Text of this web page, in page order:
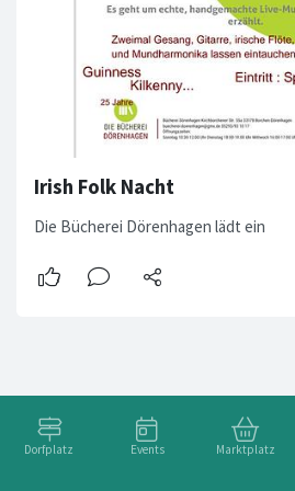
Dorfplatz Events Marktplatz
Irish Folk Nacht
Die Bücherei Dörenhagen lädt ein